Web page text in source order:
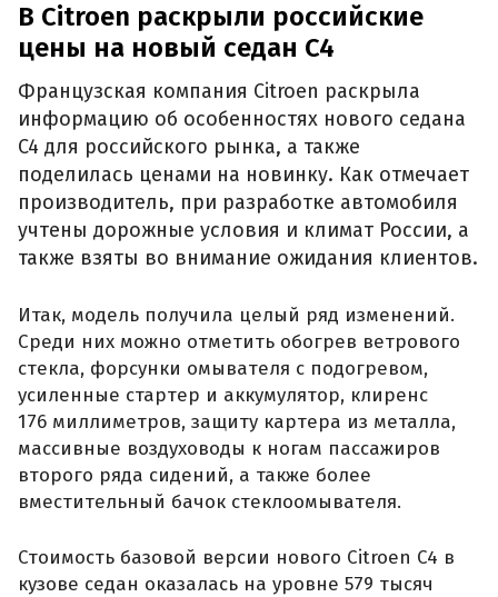
В Citroen раскрыли российские
цены на новый седан C4
Французская компания Citroen раскрыла
информацию об особенностях нового седана
C4 для российского рынка, а также
поделилась ценами на новинку. Как отмечает
производитель, при разработке автомобиля
учтены дорожные условия и климат России, а
также взяты во внимание ожидания клиентов.
Итак, модель получила целый ряд изменений.
Среди них можно отметить обогрев ветрового
стекла, форсунки омывателя с подогревом,
усиленные стартер и аккумулятор, клиренс
176 миллиметров, защиту картера из металла,
массивные воздуховоды к ногам пассажиров
второго ряда сидений, а также более
вместительный бачок стеклоомывателя.
Стоимость базовой версии нового Citroen C4 в
кузове седан оказалась на уровне 579 тысяч